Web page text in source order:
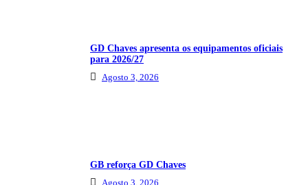
GD Chaves apresenta os equipamentos oficiais
para 2026/27
Agosto 3, 2026
GB reforça GD Chaves
Agosto 3, 2026